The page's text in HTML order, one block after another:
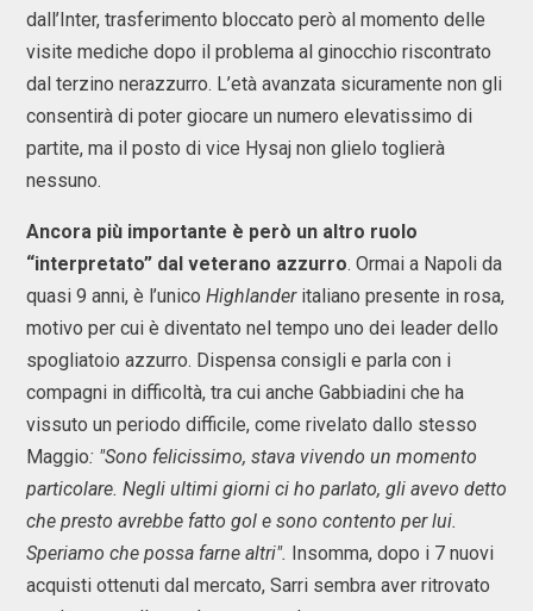
dall’Inter, trasferimento bloccato però al momento delle
visite mediche dopo il problema al ginocchio riscontrato
dal terzino nerazzurro. L’età avanzata sicuramente non gli
consentirà di poter giocare un numero elevatissimo di
partite, ma il posto di vice Hysaj non glielo toglierà
nessuno.
Ancora più importante è però un altro ruolo
“interpretato” dal veterano azzurro. Ormai a Napoli da
quasi 9 anni, è l’unico Highlanderitaliano presente in rosa,
motivo per cui è diventato nel tempo uno dei leader dello
spogliatoio azzurro. Dispensa consigli e parla con i
compagni in difficoltà, tra cui anche Gabbiadini che ha
vissuto un periodo difficile, come rivelato dallo stesso
Maggio: "Sono felicissimo, stava vivendo un momento
particolare. Negli ultimi giorni ci ho parlato, gli avevo detto
che presto avrebbe fatto gol e sono contento per lui.
Speriamo che possa farne altri". Insomma, dopo i 7 nuovi
acquisti ottenuti dal mercato, Sarri sembra aver ritrovato